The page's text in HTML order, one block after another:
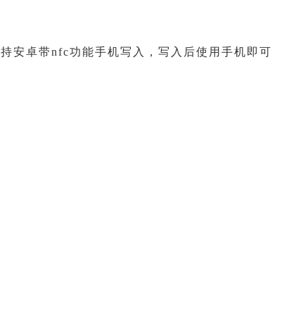
安卓带nfc功能手机写入，写入后使用手机即可